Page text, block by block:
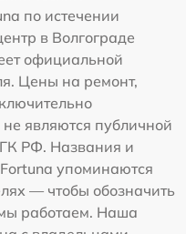
по истечении
в Волгограде
официальной
Цены на ремонт,
являются публичной
ГК РФ. Названия и
упоминаются
— чтобы обозначить
работаем. Наша